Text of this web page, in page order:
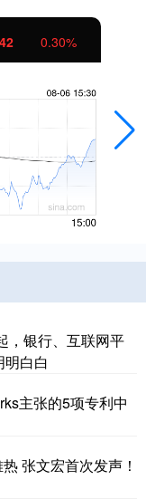
0.30%
，银行、互联网平
明白白
主张的5项专利中
张文宏首次发声！